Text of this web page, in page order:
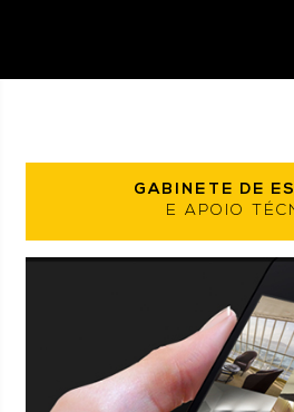
GABINETE DE
E APOIO